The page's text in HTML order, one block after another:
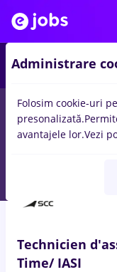
Salarii Fără
Technicien
Time/ IASI
Administrare
Folosim cookie-uri
presonalizată.
avantajele lor.Vezi